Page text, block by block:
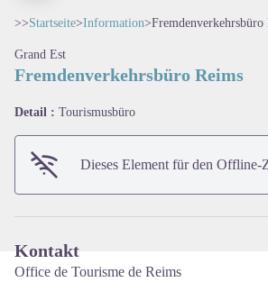
>>Startseite>Information>Fremdenverkehrsbüro
Grand Est
Fremdenverkehrsbüro Reims
Detail : Tourismusbüro
Dieses Element für den Offline-
Kontakt
Office de Tourisme de Reims